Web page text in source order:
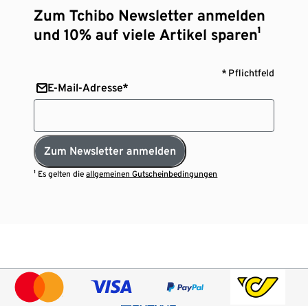
Zum Tchibo Newsletter anmelden
und 10% auf viele Artikel sparen¹
* Pflichtfeld
E-Mail-Adresse*
Zum Newsletter anmelden
¹ Es gelten dieallgemeinen Gutscheinbedingungen